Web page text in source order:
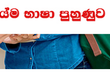
ඇපල්
මෙතෙක්
මැක්බුක්